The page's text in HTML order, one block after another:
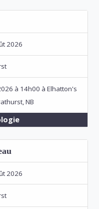
2026
à 14h00 à Elhatton's
NB
2026